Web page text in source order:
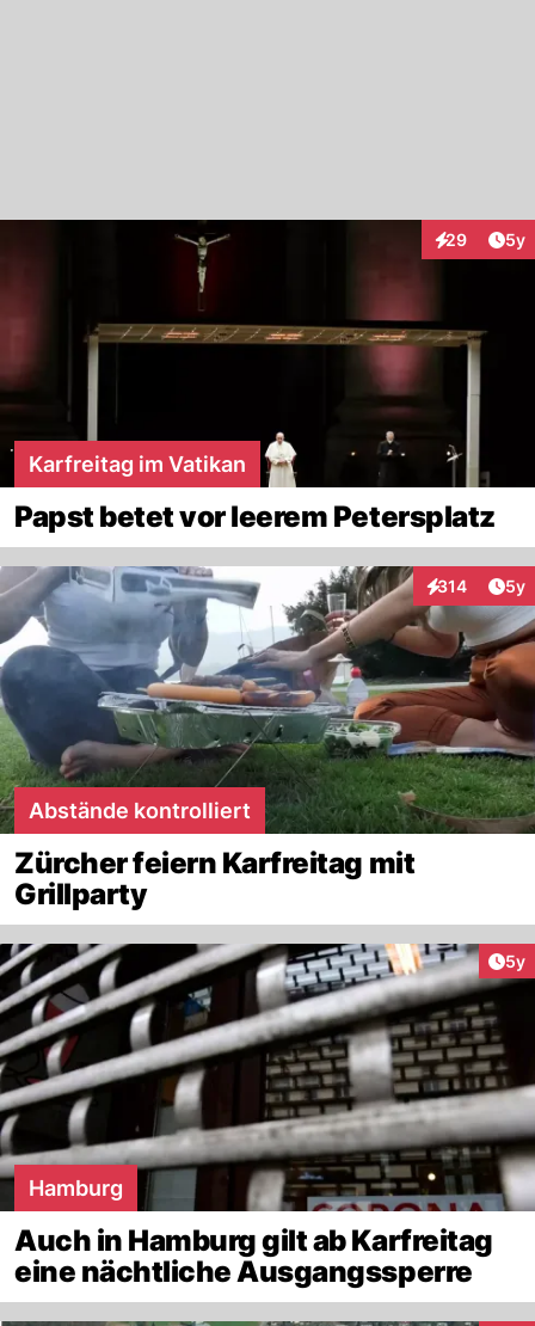
29
Interaktionen
5y
Karfreitag im Vatikan
Papst betet vor leerem Petersplatz
314
Interaktionen
5y
Abstände kontrolliert
Zürcher feiern Karfreitag mit
Grillparty
5y
Hamburg
Auch in Hamburg gilt ab Karfreitag
eine nächtliche Ausgangssperre